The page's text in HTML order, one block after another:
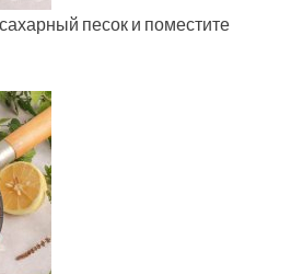
песок и поместите